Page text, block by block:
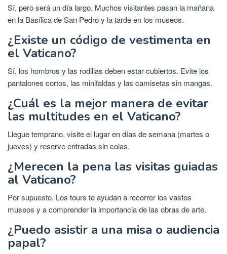
Sí, pero será un día largo. Muchos visitantes pasan la mañana
en la Basílica de San Pedro y la tarde en los museos.
¿Existe un código de vestimenta en
el Vaticano?
Sí, los hombros y las rodillas deben estar cubiertos. Evite los
pantalones cortos, las minifaldas y las camisetas sin mangas.
¿Cuál es la mejor manera de evitar
las multitudes en el Vaticano?
Llegue temprano, visite el lugar en días de semana (martes o
jueves) y reserve entradas sin colas.
¿Merecen la pena las visitas guiadas
al Vaticano?
Por supuesto. Los tours te ayudan a recorrer los vastos
museos y a comprender la importancia de las obras de arte.
¿Puedo asistir a una misa o audiencia
papal?